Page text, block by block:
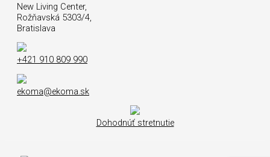
New Living Center,
Rožňavská 5303/4,
Bratislava
+421 910 809 990
ekoma@ekoma.sk
Dohodnúť stretnutie